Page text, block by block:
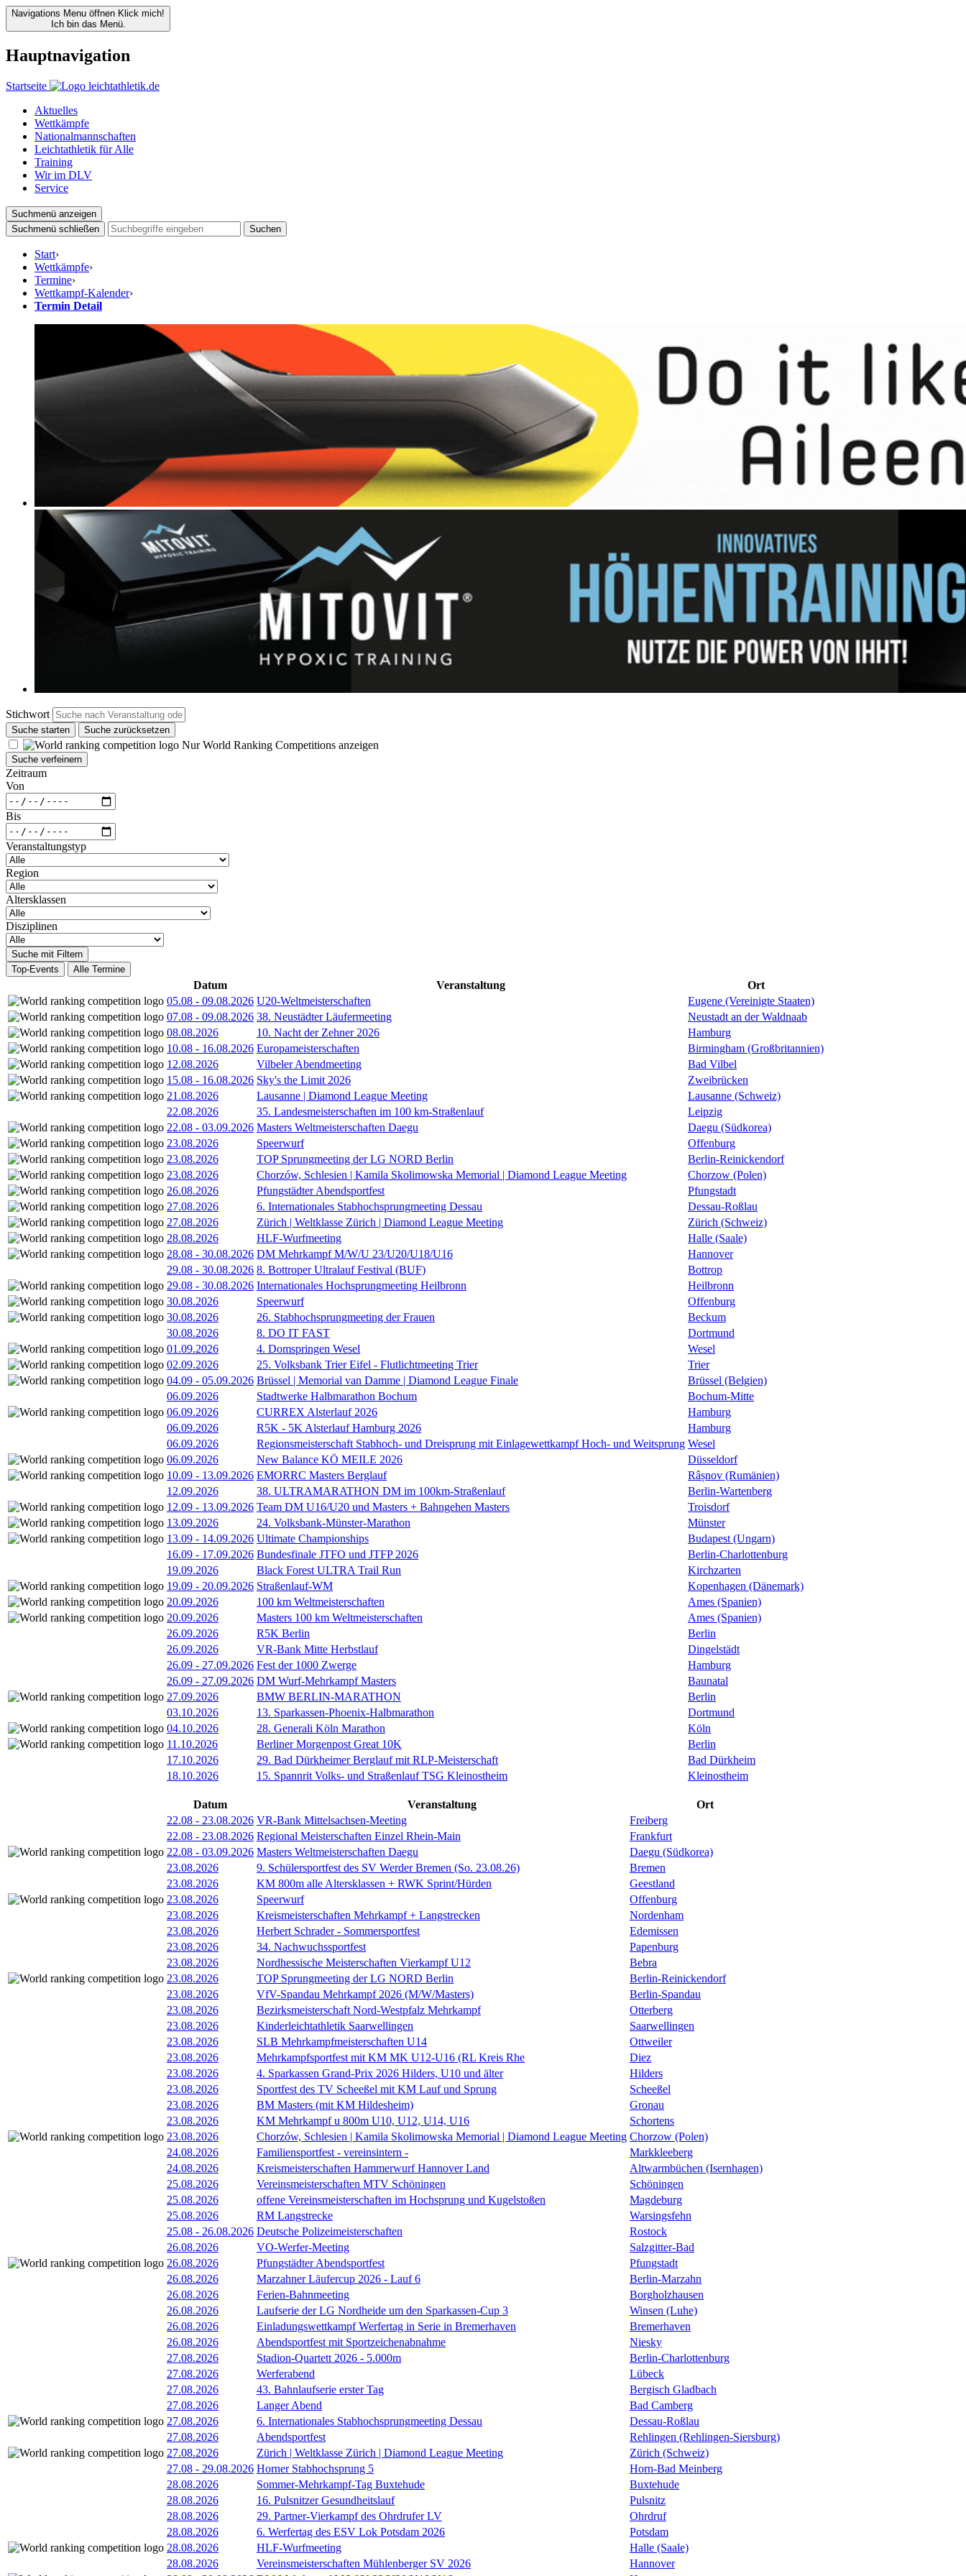
Navigations Menu öffnen Klick mich!
Ich bin das Menü.
Hauptnavigation
Startseite
Aktuelles
Wettkämpfe
Nationalmannschaften
Leichtathletik für Alle
Training
Wir im DLV
Service
Suchmenü anzeigen
Suchmenü schließen
Suchen
Start›
Wettkämpfe›
Termine›
Wettkampf-Kalender›
Termin Detail
Stichwort
Suche starten Suche zurücksetzen
Nur World Ranking Competitions anzeigen
Suche verfeinern
Zeitraum
Von
Bis
Veranstaltungstyp
Region
Altersklassen
Disziplinen
Suche mit Filtern
Top-Events
Alle Termine
Datum Veranstaltung
Ort
05.08 - 09.08.2026 U20-Weltmeisterschaften
Eugene (Vereinigte Staaten)
07.08 - 09.08.2026 38. Neustädter Läufermeeting
Neustadt an der Waldnaab
08.08.2026
10. Nacht der Zehner 2026
Hamburg
10.08 - 16.08.2026 Europameisterschaften
Birmingham (Großbritannien)
12.08.2026
Vilbeler Abendmeeting
Bad Vilbel
15.08 - 16.08.2026 Sky's the Limit 2026
Zweibrücken
21.08.2026
Lausanne | Diamond League Meeting
Lausanne (Schweiz)
22.08.2026
35. Landesmeisterschaften im 100 km-Straßenlauf
Leipzig
22.08 - 03.09.2026 Masters Weltmeisterschaften Daegu
Daegu (Südkorea)
23.08.2026
Speerwurf
Offenburg
23.08.2026
TOP Sprungmeeting der LG NORD Berlin
Berlin-Reinickendorf
23.08.2026
Chorzów, Schlesien | Kamila Skolimowska Memorial | Diamond League Meeting
Chorzow (Polen)
26.08.2026
Pfungstädter Abendsportfest
Pfungstadt
27.08.2026
6. Internationales Stabhochsprungmeeting Dessau
Dessau-Roßlau
27.08.2026
Zürich | Weltklasse Zürich | Diamond League Meeting
Zürich (Schweiz)
28.08.2026
HLF-Wurfmeeting
Halle (Saale)
28.08 - 30.08.2026 DM Mehrkampf M/W/U 23/U20/U18/U16
Hannover
29.08 - 30.08.2026 8. Bottroper Ultralauf Festival (BUF)
Bottrop
29.08 - 30.08.2026 Internationales Hochsprungmeeting Heilbronn
Heilbronn
30.08.2026
Speerwurf
Offenburg
30.08.2026
26. Stabhochsprungmeeting der Frauen
Beckum
30.08.2026
8. DO IT FAST
Dortmund
01.09.2026
4. Domspringen Wesel
Wesel
02.09.2026
25. Volksbank Trier Eifel - Flutlichtmeeting Trier
Trier
04.09 - 05.09.2026 Brüssel | Memorial van Damme | Diamond League Finale
Brüssel (Belgien)
06.09.2026
Stadtwerke Halbmarathon Bochum
Bochum-Mitte
06.09.2026
CURREX Alsterlauf 2026
Hamburg
06.09.2026
R5K - 5K Alsterlauf Hamburg 2026
Hamburg
06.09.2026
Regionsmeisterschaft Stabhoch- und Dreisprung mit Einlagewettkampf Hoch- und Weitsprung Wesel
06.09.2026
New Balance KÖ MEILE 2026
Düsseldorf
10.09 - 13.09.2026 EMORRC Masters Berglauf
Râșnov (Rumänien)
12.09.2026
38. ULTRAMARATHON DM im 100km-Straßenlauf
Berlin-Wartenberg
12.09 - 13.09.2026 Team DM U16/U20 und Masters + Bahngehen Masters
Troisdorf
13.09.2026
24. Volksbank-Münster-Marathon
Münster
13.09 - 14.09.2026 Ultimate Championships
Budapest (Ungarn)
16.09 - 17.09.2026 Bundesfinale JTFO und JTFP 2026
Berlin-Charlottenburg
19.09.2026
Black Forest ULTRA Trail Run
Kirchzarten
19.09 - 20.09.2026 Straßenlauf-WM
Kopenhagen (Dänemark)
20.09.2026
100 km Weltmeisterschaften
Ames (Spanien)
20.09.2026
Masters 100 km Weltmeisterschaften
Ames (Spanien)
26.09.2026
R5K Berlin
Berlin
26.09.2026
VR-Bank Mitte Herbstlauf
Dingelstädt
26.09 - 27.09.2026 Fest der 1000 Zwerge
Hamburg
26.09 - 27.09.2026 DM Wurf-Mehrkampf Masters
Baunatal
27.09.2026
BMW BERLIN-MARATHON
Berlin
03.10.2026
13. Sparkassen-Phoenix-Halbmarathon
Dortmund
04.10.2026
28. Generali Köln Marathon
Köln
11.10.2026
Berliner Morgenpost Great 10K
Berlin
17.10.2026
29. Bad Dürkheimer Berglauf mit RLP-Meisterschaft
Bad Dürkheim
18.10.2026
15. Spannrit Volks- und Straßenlauf TSG Kleinostheim Kleinostheim
Datum Veranstaltung
Ort
22.08 - 23.08.2026 VR-Bank Mittelsachsen-Meeting
Freiberg
22.08 - 23.08.2026 Regional Meisterschaften Einzel Rhein-Main
Frankfurt
22.08 - 03.09.2026 Masters Weltmeisterschaften Daegu
Daegu (Südkorea)
23.08.2026
9. Schülersportfest des SV Werder Bremen (So. 23.08.26)
Bremen
23.08.2026
KM 800m alle Altersklassen + RWK Sprint/Hürden
Geestland
23.08.2026
Speerwurf
Offenburg
23.08.2026
Kreismeisterschaften Mehrkampf + Langstrecken
Nordenham
23.08.2026
Herbert Schrader - Sommersportfest
Edemissen
23.08.2026
34. Nachwuchssportfest
Papenburg
23.08.2026
Nordhessische Meisterschaften Vierkampf U12
Bebra
23.08.2026
TOP Sprungmeeting der LG NORD Berlin
Berlin-Reinickendorf
23.08.2026
VfV-Spandau Mehrkampf 2026 (M/W/Masters)
Berlin-Spandau
23.08.2026
Bezirksmeisterschaft Nord-Westpfalz Mehrkampf
Otterberg
23.08.2026
Kinderleichtathletik Saarwellingen
Saarwellingen
23.08.2026
SLB Mehrkampfmeisterschaften U14
Ottweiler
23.08.2026
Mehrkampfsportfest mit KM MK U12-U16 (RL Kreis Rhe
Diez
23.08.2026
4. Sparkassen Grand-Prix 2026 Hilders, U10 und älter
Hilders
23.08.2026
Sportfest des TV Scheeßel mit KM Lauf und Sprung
Scheeßel
23.08.2026
BM Masters (mit KM Hildesheim)
Gronau
23.08.2026
KM Mehrkampf u 800m U10, U12, U14, U16
Schortens
23.08.2026
Chorzów, Schlesien | Kamila Skolimowska Memorial | Diamond League Meeting Chorzow (Polen)
24.08.2026
Familiensportfest - vereinsintern -
Markkleeberg
24.08.2026
Kreismeisterschaften Hammerwurf Hannover Land
Altwarmbüchen (Isernhagen)
25.08.2026
Vereinsmeisterschaften MTV Schöningen
Schöningen
25.08.2026
offene Vereinsmeisterschaften im Hochsprung und Kugelstoßen
Magdeburg
25.08.2026
RM Langstrecke
Warsingsfehn
25.08 - 26.08.2026 Deutsche Polizeimeisterschaften
Rostock
26.08.2026
VO-Werfer-Meeting
Salzgitter-Bad
26.08.2026
Pfungstädter Abendsportfest
Pfungstadt
26.08.2026
Marzahner Läufercup 2026 - Lauf 6
Berlin-Marzahn
26.08.2026
Ferien-Bahnmeeting
Borgholzhausen
26.08.2026
Laufserie der LG Nordheide um den Sparkassen-Cup 3
Winsen (Luhe)
26.08.2026
Einladungswettkampf Werfertag in Serie in Bremerhaven
Bremerhaven
26.08.2026
Abendsportfest mit Sportzeichenabnahme
Niesky
27.08.2026
Stadion-Quartett 2026 - 5.000m
Berlin-Charlottenburg
27.08.2026
Werferabend
Lübeck
27.08.2026
43. Bahnlaufserie erster Tag
Bergisch Gladbach
27.08.2026
Langer Abend
Bad Camberg
27.08.2026
6. Internationales Stabhochsprungmeeting Dessau
Dessau-Roßlau
27.08.2026
Abendsportfest
Rehlingen (Rehlingen-Siersburg)
27.08.2026
Zürich | Weltklasse Zürich | Diamond League Meeting
Zürich (Schweiz)
27.08 - 29.08.2026 Horner Stabhochsprung 5
Horn-Bad Meinberg
28.08.2026
Sommer-Mehrkampf-Tag Buxtehude
Buxtehude
28.08.2026
16. Pulsnitzer Gesundheitslauf
Pulsnitz
28.08.2026
29. Partner-Vierkampf des Ohrdrufer LV
Ohrdruf
28.08.2026
6. Werfertag des ESV Lok Potsdam 2026
Potsdam
28.08.2026
HLF-Wurfmeeting
Halle (Saale)
28.08.2026
Vereinsmeisterschaften Mühlenberger SV 2026
Hannover